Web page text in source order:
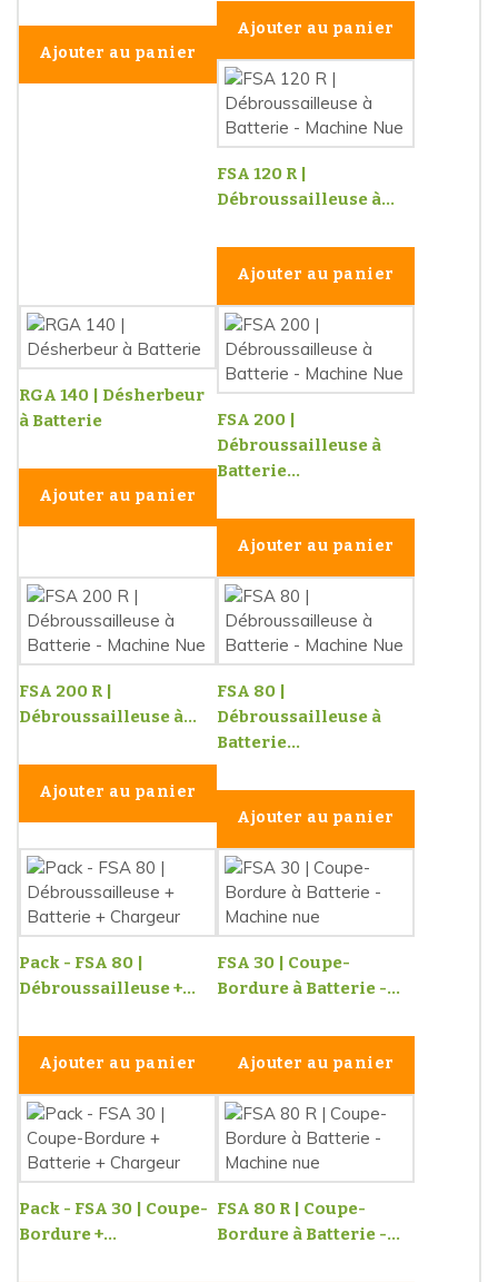
Ajouter au panier
Ajouter au panier
FSA 120 R |
Débroussailleuse à...
Ajouter au panier
RGA 140 | Désherbeur
à Batterie
Ajouter au panier
FSA 200 |
Débroussailleuse à
Batterie...
Ajouter au panier
FSA 200 R |
Débroussailleuse à...
Ajouter au panier
FSA 80 |
Débroussailleuse à
Batterie...
Ajouter au panier
Pack - FSA 80 |
Débroussailleuse +...
Ajouter au panier
FSA 30 | Coupe-
Bordure à Batterie -...
Ajouter au panier
Pack - FSA 30 | Coupe-
Bordure +...
FSA 80 R | Coupe-
Bordure à Batterie -...